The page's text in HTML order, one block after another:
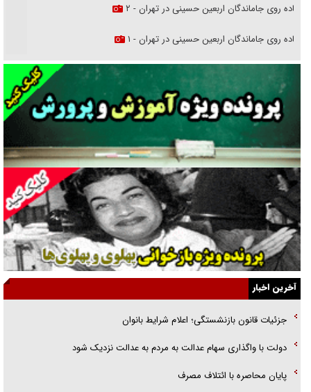
پیاده روی جاماندگان اربعین حسینی در تهران - ۲
پیاده روی جاماندگان اربعین حسینی در تهران - ۱
فریاد‌ها و ناله‌های دوستان مبارزدلم را آتش می‌زد
تغییر رویه دشمن در ترور از شیخ فضل‌الله تا مصباح یزدی
خرید قسطی اولش خنده و آخرش گریه است!
فوتبال و آن «بالا»!
راهبرد غافلگیری با نسل جدید پهپاد‌ها
جنجال پزشکان تقلبی در صنعت زیبایی
یهودی‌ها در ادبیات داستانی اروپا؛ از شکسپیر تا دیکنز
گفت‌وگو با خواهر یکی از شهدای جنگ رمضان/ خواهرم فرمانده جهادی و
اهل خدمت بی‌منت بود
آخرین اخبار
جزئیات قانون بازنشستگی؛ اعلام شرایط بانوان
دولت با واگذاری سهام عدالت به مردم به عدالت نزدیک شود
پایان محاصره با ائتلاف مصرف